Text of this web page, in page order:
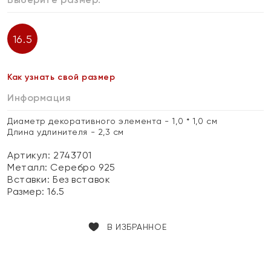
16.5
Как узнать свой размер
Информация
Диаметр декоративного элемента - 1,0 * 1,0 см
Длина удлинителя - 2,3 см
Артикул: 2743701
Металл: Серебро 925
Вставки:Без вставок
Размер:16.5
В ИЗБРАННОЕ